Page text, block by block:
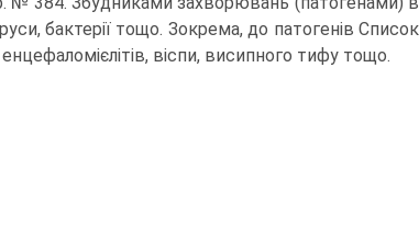
бактерії тощо. Зокрема, до патогенів
віспи, висипного тифу тощо.